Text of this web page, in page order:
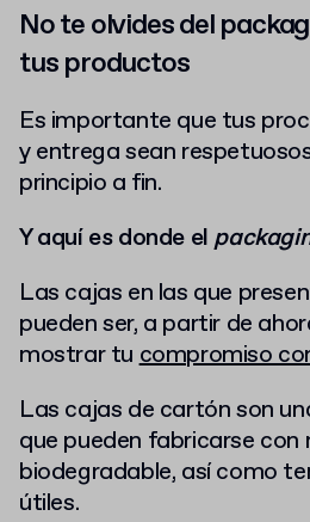
No te olvides del
tus productos
Es importante que tus
y entrega sean
principio a fin.
Y aquí es donde el
Las cajas en las que
pueden ser, a partir de
mostrar tucompromiso
Las cajas de cartón son
que pueden fabricarse
biodegradable, así como
útiles.